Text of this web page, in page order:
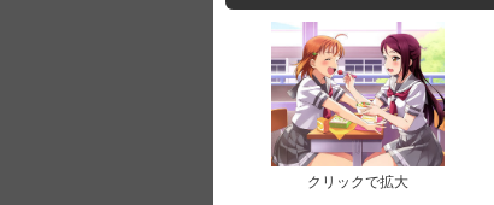
クリックで拡大